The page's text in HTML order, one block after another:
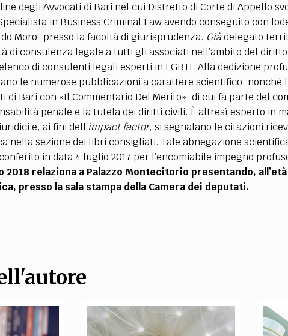
TEAM
FILODIRITTO REDAZIONE COMITATO SCIENTIFICO AUTORI
EXTRA
CODICI RUBRICHE LIBRI PROCEEDINGS
SOCIAL MEDIA
degli Avvocati di Bari nel cui Distretto di Corte di Appello
in Business Criminal Law avendo conseguito con
Moro” presso la facoltà di giurisprudenza. Giàdelegato
di consulenza legale a tutti gli associati nell’ambito del
di consulenti legali esperti in LGBTI. Alla dedizione
le numerose pubblicazioni a carattere scientifico,
di Bari con «Il Commentario Del Merito», di cui fa parte del
penale e la tutela dei diritti civili. È altresì esperto in
e, ai fini dell’impact factor, si segnalano le citazioni
nella sezione dei libri consigliati. Tale abnegazione
in data 4 luglio 2017 per l’encomiabile impegno
2018 relaziona a Palazzo Montecitorio presentando,
presso la sala stampa della Camera dei deputati.